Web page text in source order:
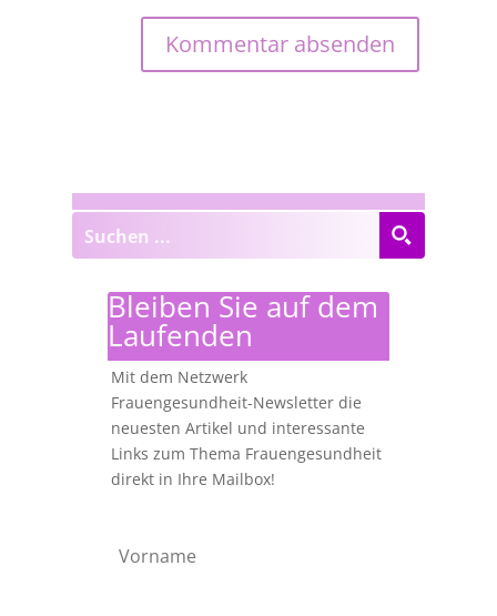
Bleiben Sie auf dem
Laufenden
Mit dem Netzwerk
Frauengesundheit-Newsletter die
neuesten Artikel und interessante
Links zum Thema Frauengesundheit
direkt in Ihre Mailbox!